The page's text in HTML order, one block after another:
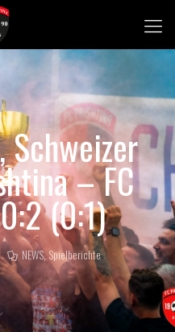
– FC
(0:1)
NEWS,Spielberichte